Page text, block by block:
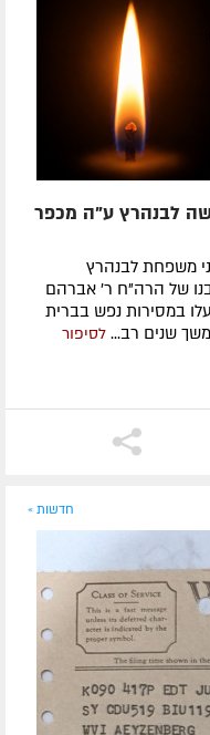
לבנהרץ ע"ה מכפר
משפחת לבנהרץ
של הרה"ח ר' אברהם
במסירות נפש בברית
שנים רב... לסיפור
חדשות »